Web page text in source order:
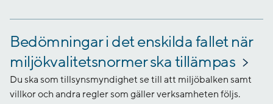
Bedömningar i det enskilda fallet när
miljökvalitetsnormer ska tillämpas
Du ska som tillsynsmyndighet se till att miljöbalken samt
villkor och andra regler som gäller verksamheten följs.